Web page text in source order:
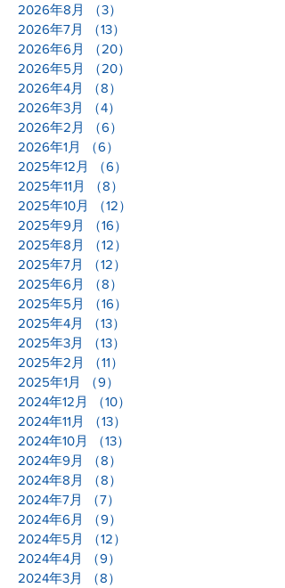
2026年8月 （3）
2026年7月
（13）
2026年6月
（20）
2026年5月
（20）
2026年4月
（8）
2026年3月
（4）
2026年2月
（6）
2026年1月
（6）
2025年12月
（6）
2025年11月
（8）
2025年10月
（12）
2025年9月
（16）
2025年8月
（12）
2025年7月
（12）
2025年6月
（8）
2025年5月
（16）
2025年4月
（13）
2025年3月
（13）
2025年2月
（11）
2025年1月
（9）
2024年12月
（10）
2024年11月
（13）
2024年10月
（13）
2024年9月
（8）
2024年8月
（8）
2024年7月
（7）
2024年6月
（9）
2024年5月
（12）
2024年4月
（9）
2024年3月
（8）